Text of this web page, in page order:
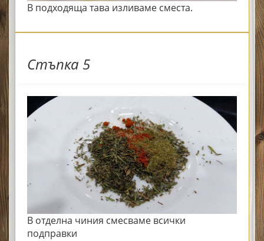
В подходяща тава изливаме сместа.
Стъпка 5
В отделна чиния смесваме всички
подправки